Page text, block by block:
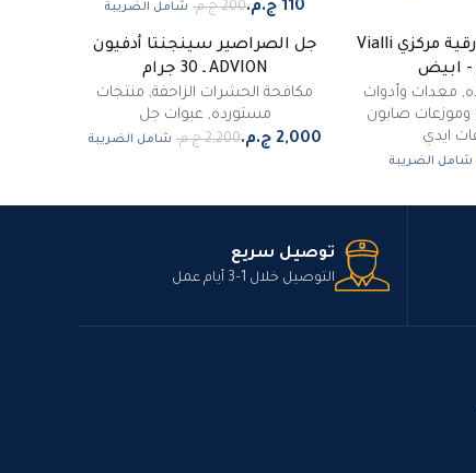
شامل الضريبة
موزع مناشف ورقية مركزي Vialli
- ابيض
, معدات وأدوات
وموزعات صابون
ايدي
شامل الضريبة
-9 %
جل الصراصير سينجنتا أدفيون
ADVION ـ 30 جرام
مكافحة الحشرات الزاحفة, منتجات
مستورده,عبوات جل
شامل الضريبة
توصيل سريع
التوصيل خلال 1–3 أيام عمل